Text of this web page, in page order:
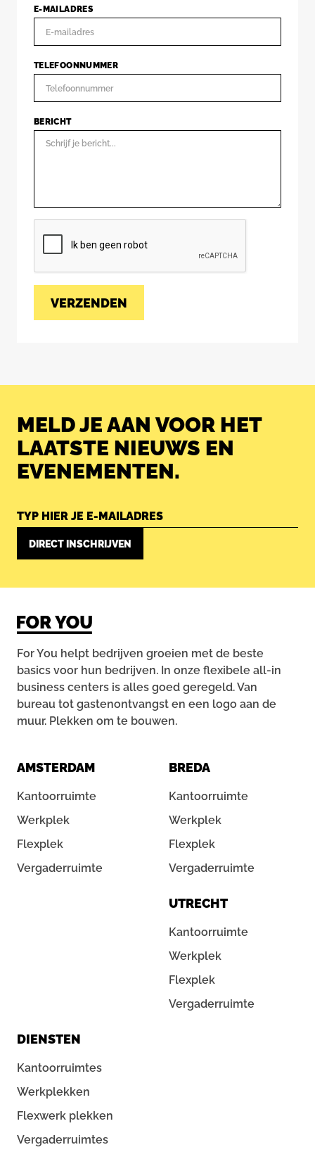
E-MAILADRES
TELEFOONNUMMER
BERICHT
MELD JE AAN VOOR HET
LAATSTE NIEUWS EN
EVENEMENTEN.
For You helpt bedrijven groeien met de beste
basics voor hun bedrijven. In onze flexibele all-in
business centers is alles goed geregeld. Van
bureau tot gastenontvangst en een logo aan de
muur. Plekken om te bouwen.
AMSTERDAM
Kantoorruimte
Werkplek
Flexplek
Vergaderruimte
BREDA
Kantoorruimte
Werkplek
Flexplek
Vergaderruimte
UTRECHT
Kantoorruimte
Werkplek
Flexplek
Vergaderruimte
DIENSTEN
Kantoorruimtes
Werkplekken
Flexwerk plekken
Vergaderruimtes